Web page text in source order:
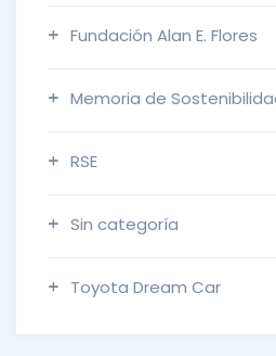
Fundación Alan E. Flores
Memoria de
RSE
Sin categoría
Toyota Dream Car